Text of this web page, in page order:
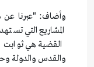
وأضاف: "عبرنا
المشاريع التي
القضية هي
والقدس والدولة